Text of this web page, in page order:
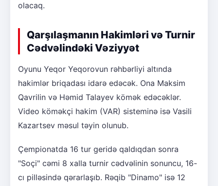
olacaq.
Qarşılaşmanın Hakimləri və Turnir
Cədvəlindəki Vəziyyət
Oyunu Yeqor Yeqorovun rəhbərliyi altında
hakimlər briqadası idarə edəcək. Ona Maksim
Qavrilin və Həmid Talayev kömək edəcəklər.
Video köməkçi hakim (VAR) sisteminə isə Vasili
Kazartsev məsul təyin olunub.
Çempionatda 16 tur geridə qaldıqdan sonra
"Soçi" cəmi 8 xalla turnir cədvəlinin sonuncu, 16-
cı pilləsində qərarlaşıb. Rəqib "Dinamo" isə 12